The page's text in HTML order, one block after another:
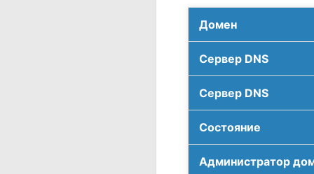
Домен
Сервер DNS
Сервер DNS
Соcтояние
Администратор